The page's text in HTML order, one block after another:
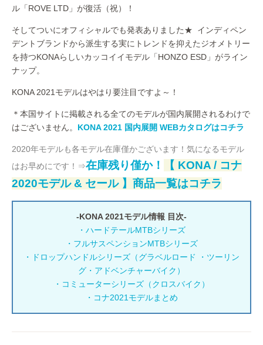
ル「ROVE LTD」が復活（祝）！
そしてついにオフィシャルでも発表ありました★ インディペン
デントブランドから派生する実にトレンドを抑えたジオメトリー
を持つKONAらしいカッコイイモデル「HONZO ESD」がライン
ナップ。
KONA 2021モデルはやはり要注目ですよ～！
＊本国サイトに掲載される全てのモデルが国内展開されるわけで
はございません。 KONA 2021 国内展開 WEBカタログはコチラ
2020年モデルも各モデル在庫僅かございます！気になるモデル
はお早めにです！⇒在庫残り僅か！
【 KONA / コナ
2020モデル & セール 】商品一覧はコチラ
-KONA 2021モデル情報 目次-
・ハードテールMTBシリーズ
・フルサスペンションMTBシリーズ
・ドロップハンドルシリーズ（グラベルロード ・ツーリン
グ・アドベンチャーバイク）
・コミューターシリーズ（クロスバイク）
・コナ2021モデルまとめ